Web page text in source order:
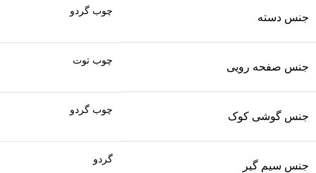
جنس دسته
چوب گردو
جنس صفحه رویی
چوب توت
جنس گوشی کوک
چوب گردو
جنس سیم گیر
گردو